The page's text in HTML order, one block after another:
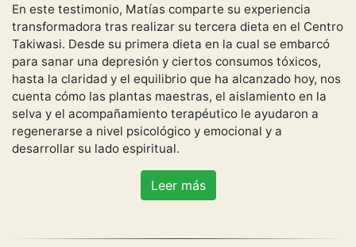
En este testimonio, Matías comparte su experiencia
transformadora tras realizar su tercera dieta en el Centro
Takiwasi. Desde su primera dieta en la cual se embarcó
para sanar una depresión y ciertos consumos tóxicos,
hasta la claridad y el equilibrio que ha alcanzado hoy, nos
cuenta cómo las plantas maestras, el aislamiento en la
selva y el acompañamiento terapéutico le ayudaron a
regenerarse a nivel psicológico y emocional y a
desarrollar su lado espiritual.
Leer más